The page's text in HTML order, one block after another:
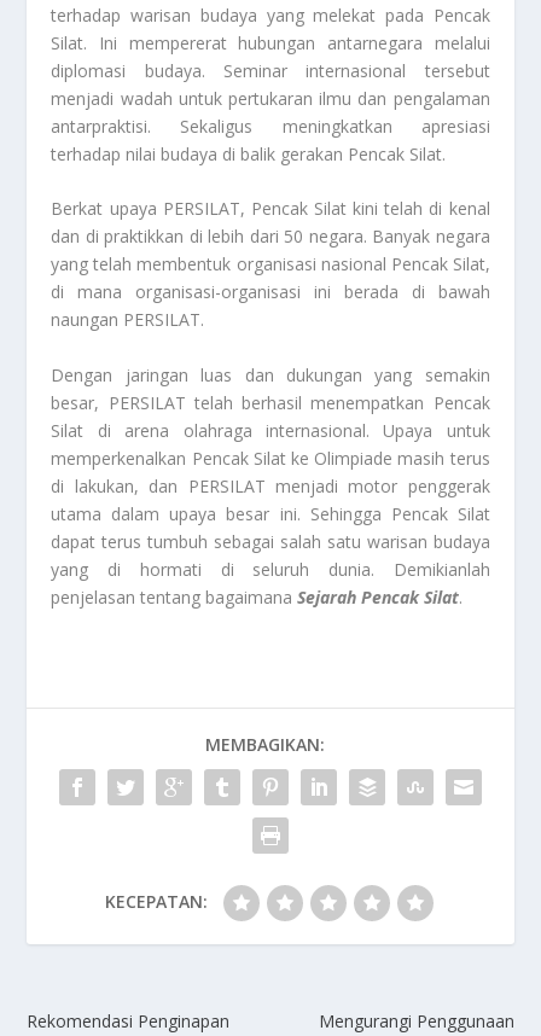
terhadap warisan budaya yang melekat pada Pencak
Silat. Ini mempererat hubungan antarnegara melalui
diplomasi budaya. Seminar internasional tersebut
menjadi wadah untuk pertukaran ilmu dan pengalaman
antarpraktisi. Sekaligus meningkatkan apresiasi
terhadap nilai budaya di balik gerakan Pencak Silat.
Berkat upaya PERSILAT, Pencak Silat kini telah di kenal
dan di praktikkan di lebih dari 50 negara. Banyak negara
yang telah membentuk organisasi nasional Pencak Silat,
di mana organisasi-organisasi ini berada di bawah
naungan PERSILAT.
Dengan jaringan luas dan dukungan yang semakin
besar, PERSILAT telah berhasil menempatkan Pencak
Silat di arena olahraga internasional. Upaya untuk
memperkenalkan Pencak Silat ke Olimpiade masih terus
di lakukan, dan PERSILAT menjadi motor penggerak
utama dalam upaya besar ini. Sehingga Pencak Silat
dapat terus tumbuh sebagai salah satu warisan budaya
yang di hormati di seluruh dunia. Demikianlah
penjelasan tentang bagaimanaSejarah Pencak Silat.
MEMBAGIKAN:
KECEPATAN:
Rekomendasi Penginapan
Mengurangi Penggunaan